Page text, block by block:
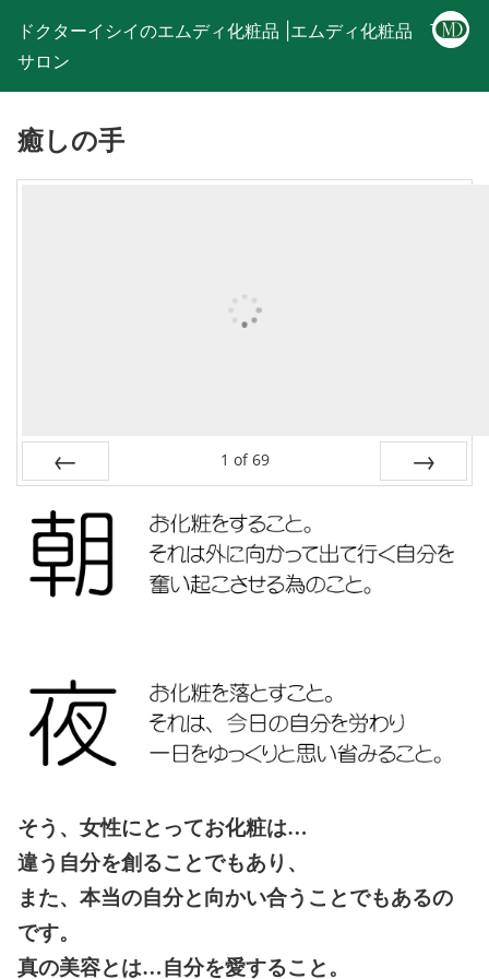
ドクターイシイのエムディ化粧品 |エムディ化粧品 下関
サロン
癒しの手
1 of 69
そう、女性にとってお化粧は…
違う自分を創ることでもあり、
また、本当の自分と向かい合うことでもあるの
です。
真の美容とは…自分を愛すること。